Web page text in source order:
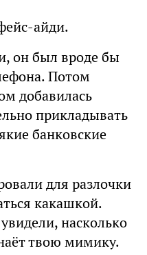
айди.
он был вроде бы
Потом
добавилась
прикладывать
банковские
для разлочки
какашкой.
насколько
твою мимику.